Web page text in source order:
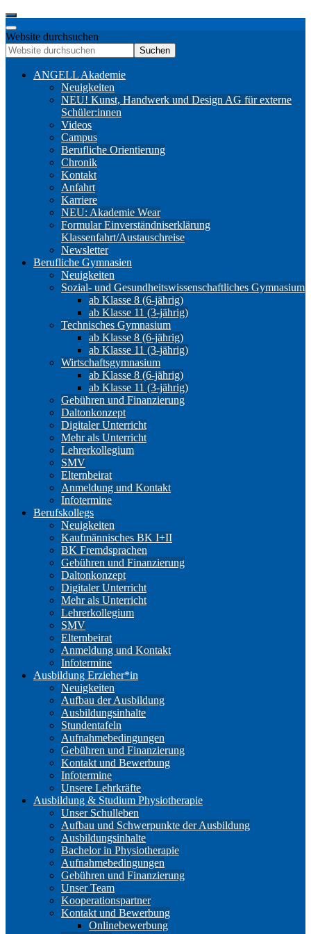
Website durchsuchen
Suchen
ANGELL Akademie
Neuigkeiten
NEU! Kunst, Handwerk und Design AG für externe
Schüler:innen
Videos
Campus
Berufliche Orientierung
Chronik
Kontakt
Anfahrt
Karriere
NEU: Akademie Wear
Formular Einverständniserklärung
Klassenfahrt/Austauschreise
Newsletter
Berufliche Gymnasien
Neuigkeiten
Sozial- und Gesundheitswissenschaftliches Gymnasium
ab Klasse 8 (6-jährig)
ab Klasse 11 (3-jährig)
Technisches Gymnasium
ab Klasse 8 (6-jährig)
ab Klasse 11 (3-jährig)
Wirtschaftsgymnasium
ab Klasse 8 (6-jährig)
ab Klasse 11 (3-jährig)
Gebühren und Finanzierung
Daltonkonzept
Digitaler Unterricht
Mehr als Unterricht
Lehrerkollegium
SMV
Elternbeirat
Anmeldung und Kontakt
Infotermine
Berufskollegs
Neuigkeiten
Kaufmännisches BK I+II
BK Fremdsprachen
Gebühren und Finanzierung
Daltonkonzept
Digitaler Unterricht
Mehr als Unterricht
Lehrerkollegium
SMV
Elternbeirat
Anmeldung und Kontakt
Infotermine
Ausbildung Erzieher*in
Neuigkeiten
Aufbau der Ausbildung
Ausbildungsinhalte
Stundentafeln
Aufnahmebedingungen
Gebühren und Finanzierung
Kontakt und Bewerbung
Infotermine
Unsere Lehrkräfte
Ausbildung & Studium Physiotherapie
Unser Schulleben
Aufbau und Schwerpunkte der Ausbildung
Ausbildungsinhalte
Bachelor in Physiotherapie
Aufnahmebedingungen
Gebühren und Finanzierung
Unser Team
Kooperationspartner
Kontakt und Bewerbung
Onlinebewerbung